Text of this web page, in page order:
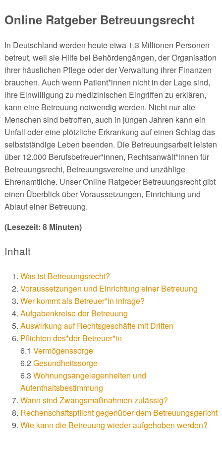
Online Ratgeber Betreuungsrecht
In Deutschland werden heute etwa 1,3 Millionen Personen
betreut, weil sie Hilfe bei Behördengängen, der Organisation
ihrer häuslichen Pflege oder der Verwaltung ihrer Finanzen
brauchen. Auch wenn Patient*innen nicht in der Lage sind,
ihre Einwilligung zu medizinischen Eingriffen zu erklären,
kann eine Betreuung notwendig werden. Nicht nur alte
Menschen sind betroffen, auch in jungen Jahren kann ein
Unfall oder eine plötzliche Erkrankung auf einen Schlag das
selbstständige Leben beenden. Die Betreuungsarbeit leisten
über 12.000 Berufsbetreuer*innen, Rechtsanwält*innen für
Betreuungsrecht, Betreuungsvereine und unzählige
Ehrenamtliche. Unser Online Ratgeber Betreuungsrecht gibt
einen Überblick über Voraussetzungen, Einrichtung und
Ablauf einer Betreuung.
(Lesezeit: 8 Minuten)
Inhalt
Was ist Betreuungsrecht?
Voraussetzungen und Einrichtung einer Betreuung
Wer kommt als Betreuer*in infrage?
Aufgabenkreise der Betreuung
Auswirkung auf Rechtsgeschäfte mit Dritten
Pflichten des*der Betreuer*in
6.1 Vermögenssorge
6.2 Gesundheitssorge
6.3 Wohnungsangelegenheiten und
Aufenthaltsbestimmung
Wann sind Zwangsmaßnahmen zulässig?
Rechenschaftspflicht gegenüber dem Betreuungsgericht
Wie kann die Betreuung wieder aufgehoben werden?